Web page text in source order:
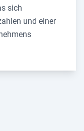
sich
und einer